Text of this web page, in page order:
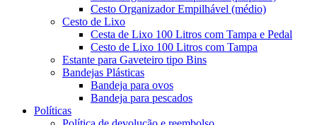
Cesto Organizador Empilhável (médio)
Cesto de Lixo
Cesta de Lixo 100 Litros com Tampa e Pedal
Cesto de Lixo 100 Litros com Tampa
Estante para Gaveteiro tipo Bins
Bandejas Plásticas
Bandeja para ovos
Bandeja para pescados
Políticas